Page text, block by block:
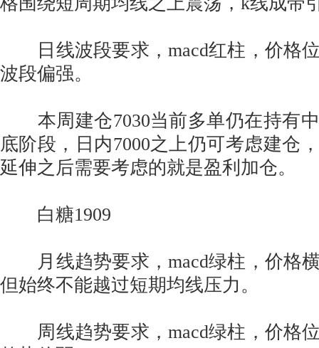
日线波段要求，macd红柱，价格
波段偏强。
本周建仓7030当前多单仍在持有
底阶段，日内7000之上仍可考虑建仓
延伸之后需要考虑的就是盈利加仓。
白糖1909
月线趋势要求，macd绿柱，价格
但始终不能越过短期均线压力。
周线趋势要求，macd绿柱，价格